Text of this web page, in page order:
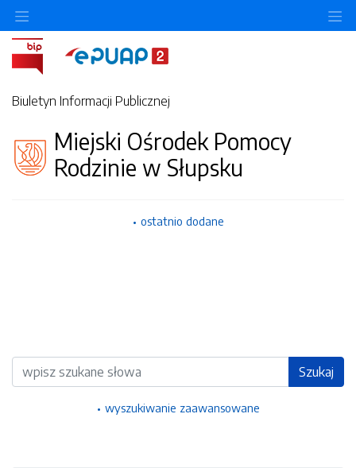
Biuletyn Informacji Publicznej
Miejski Ośrodek Pomocy
Rodzinie w Słupsku
ostatnio dodane
Wyszukiwarka Szukaj
wyszukiwanie zaawansowane